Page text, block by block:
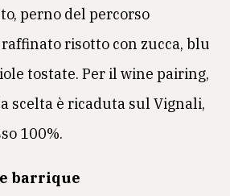
perno del percorso
risotto con zucca, blu
tostate. Per il wine pairing,
scelta è ricaduta sul Vignali,
100%.
barrique